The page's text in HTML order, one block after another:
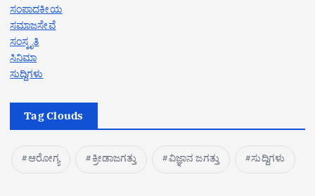
ಸಂಪಾದಕೀಯ
ಸಮಾಜಸೇವೆ
ಸಂಸ್ಕೃತಿ
ಸಿನಿಮಾ
ಸುದ್ದಿಗಳು
Tag Clouds
ಆರೋಗ್ಯ ಕ್ರೀಡಾಜಗತ್ತು ವಿಜ್ಞಾನ ಜಗತ್ತು ಸುದ್ದಿಗಳು